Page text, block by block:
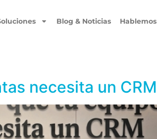
Blog & Noticias Hablemos
necesita un CRM